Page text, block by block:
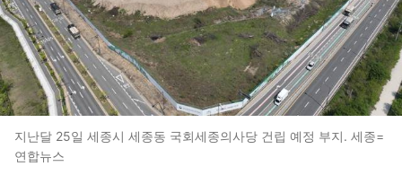
지난달 25일 세종시 세종동 국회세종의사당 건립 예정 부지. 세종=
연합뉴스